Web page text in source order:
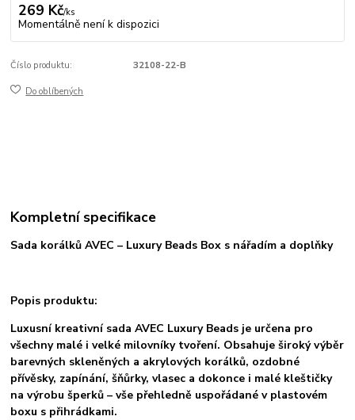
269 Kč/ks
Momentálně není k dispozici
Číslo produktu: 32108-22-B
Do oblíbených
Kompletní specifikace
Sada korálků AVEC – Luxury Beads Box s nářadím a doplňky
Popis produktu:
Luxusní kreativní sada AVEC Luxury Beads je určena pro
všechny malé i velké milovníky tvoření. Obsahuje široký výběr
barevných skleněných a akrylových korálků, ozdobné
přívěsky, zapínání, šňůrky, vlasec a dokonce i malé kleštičky
na výrobu šperků – vše přehledně uspořádané v plastovém
boxu s přihrádkami.